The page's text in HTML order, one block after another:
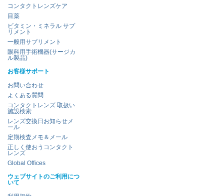
コンタクトレンズケア
目薬
ビタミン・ミネラル サプ
リメント
一般用サプリメント
眼科用手術機器(サージカ
ル製品)
お客様サポート
お問い合わせ
よくある質問
コンタクトレンズ 取扱い
施設検索
レンズ交換日お知らせメ
ール
定期検査メモ＆メール
正しく使おうコンタクト
レンズ
Global Offices
ウェブサイトのご利用につ
いて